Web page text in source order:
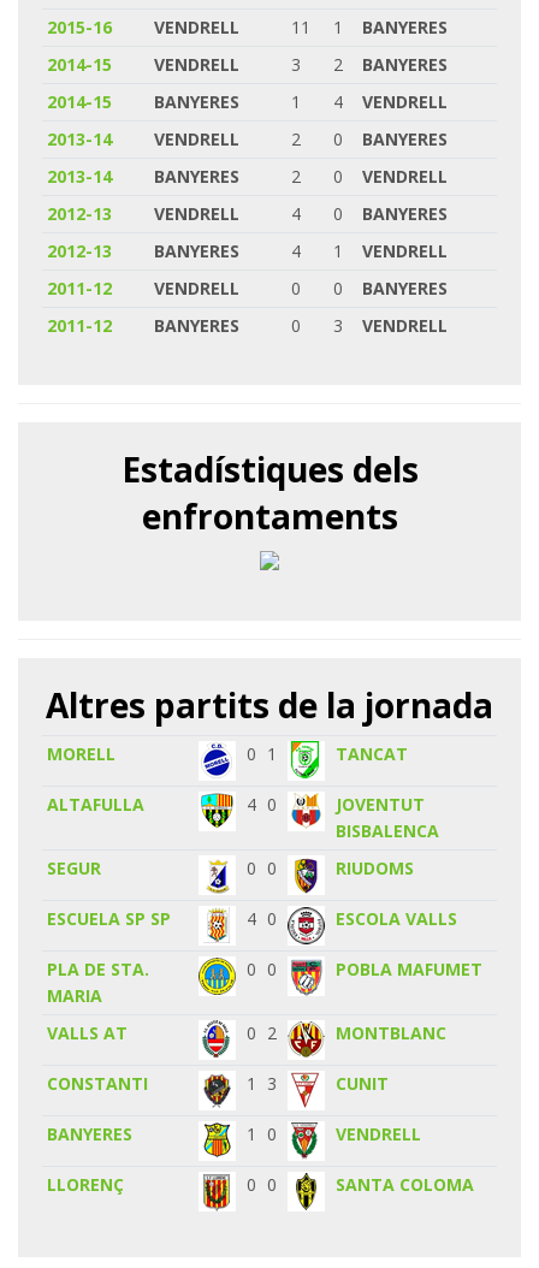
2015-16
VENDRELL 11 1
BANYERES
2014-15
VENDRELL 3 2
BANYERES
2014-15
BANYERES 1 4
VENDRELL
2013-14
VENDRELL 2 0
BANYERES
2013-14
BANYERES 2 0
VENDRELL
2012-13
VENDRELL 4 0
BANYERES
2012-13
BANYERES 4 1
VENDRELL
2011-12
VENDRELL 0 0
BANYERES
2011-12
BANYERES 0 3 VENDRELL
Estadístiques dels
enfrontaments
Altres partits de la jornada
MORELL 0 1 TANCAT
ALTAFULLA 4 0
JOVENTUT
BISBALENCA
SEGUR
0 0 RIUDOMS
ESCUELA SP SP 4 0 ESCOLA VALLS
PLA DE STA.
MARIA
0 0 POBLA MAFUMET
VALLS AT 0 2 MONTBLANC
CONSTANTI 1 3 CUNIT
BANYERES 1 0 VENDRELL
LLORENÇ 0 0 SANTA COLOMA